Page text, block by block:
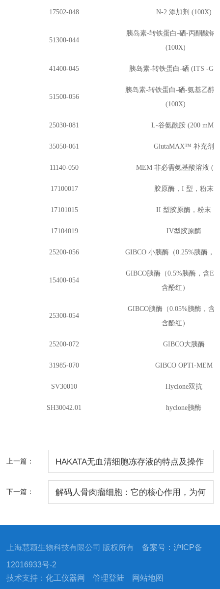
17502-048 N-2 添加剂 (100X)
51300-044
胰岛素-转铁蛋白-硒-丙酮酸钠
(100X)
41400-045 胰岛素-转铁蛋白-硒 (ITS -G)
51500-056
胰岛素-转铁蛋白-硒-氨基乙醇
(100X)
25030-081 L-谷氨酰胺 (200 mM)
35050-061 GlutaMAX™ 补充剂
11140-050 MEM 非必需氨基酸溶液
17100017 胶原酶， I 型，粉末
17101015 II 型胶原酶，粉末
17104019 IV型胶原酶
25200-056 GIBCO 小胰酶（0.25%胰酶，
15400-054
GIBCO胰酶（0.5%胰酶，含
含酚红）
25300-054
GIBCO胰酶（0.05%胰酶，含
含酚红）
25200-072 GIBCO大胰酶
31985-070 GIBCO OPTI-MEM
SV30010 Hyclone双抗
SH30042.01 hyclone胰酶
上一篇： HAKATA无血清细胞冻存液的特点及操作
下一篇： 解码人骨肉瘤细胞：它的核心作用，为何
上海慧颖生物科技有限公司 版权所有备案号：沪ICP备
12016933号-2
技术支持：化工仪器网 管理登陆 网站地图